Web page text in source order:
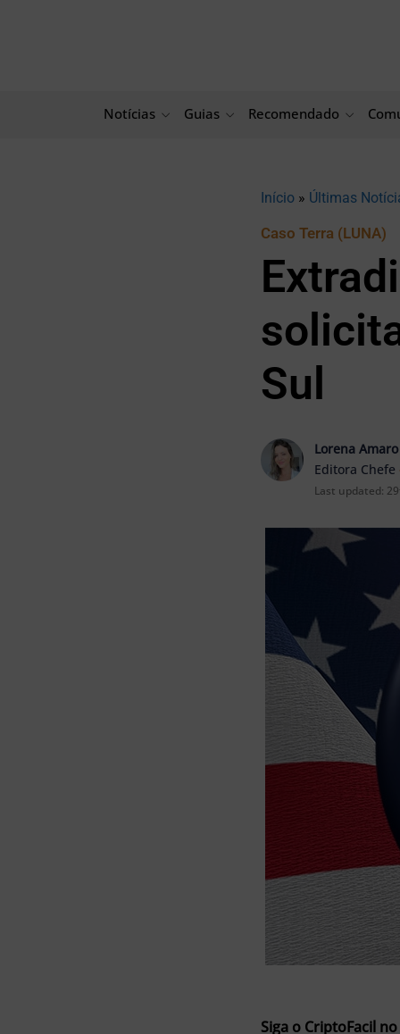
Notícias Guias Recomendado
Início » Últimas
Caso Terra (LUNA)
Sul
Lorena Amaro
Editora Chefe
Last updated:
Siga o CriptoFacil no